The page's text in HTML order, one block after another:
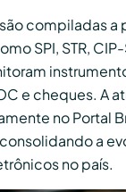
compiladas a
SPI, STR, CIP-
e cheques. A
no Portal
a
no país.